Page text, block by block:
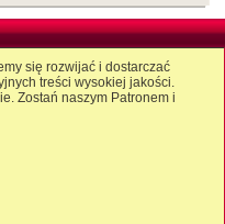
się rozwijać i dostarczać
treści wysokiej jakości.
Zostań naszym Patronem i